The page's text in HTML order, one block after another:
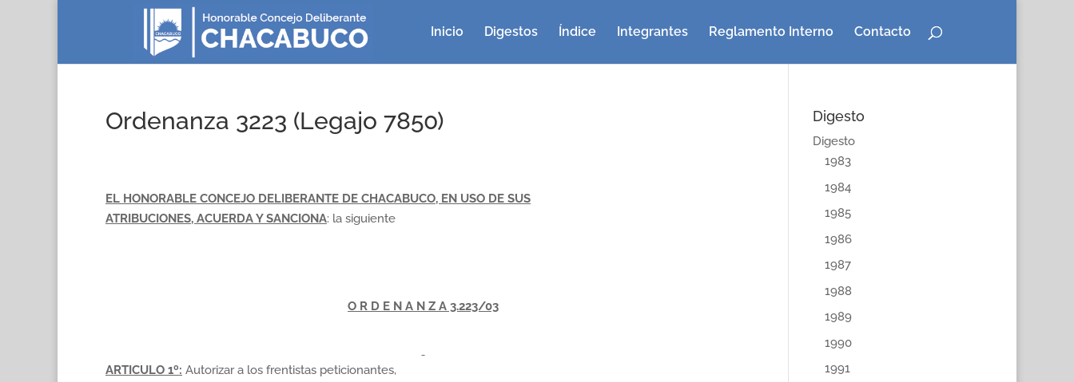
Inicio Digestos Índice Integrantes Reglamento Interno Contacto
Ordenanza 3223 (Legajo 7850)
EL HONORABLE CONCEJO DELIBERANTE DE CHACABUCO, EN USO DE SUS
ATRIBUCIONES, ACUERDA Y SANCIONA: la siguiente
O R D E N A N Z A 3.223/03
ARTICULO 1º: Autorizar a los frentistas peticionantes,
Digesto
Digesto
1983
1984
1985
1986
1987
1988
1989
1990
1991